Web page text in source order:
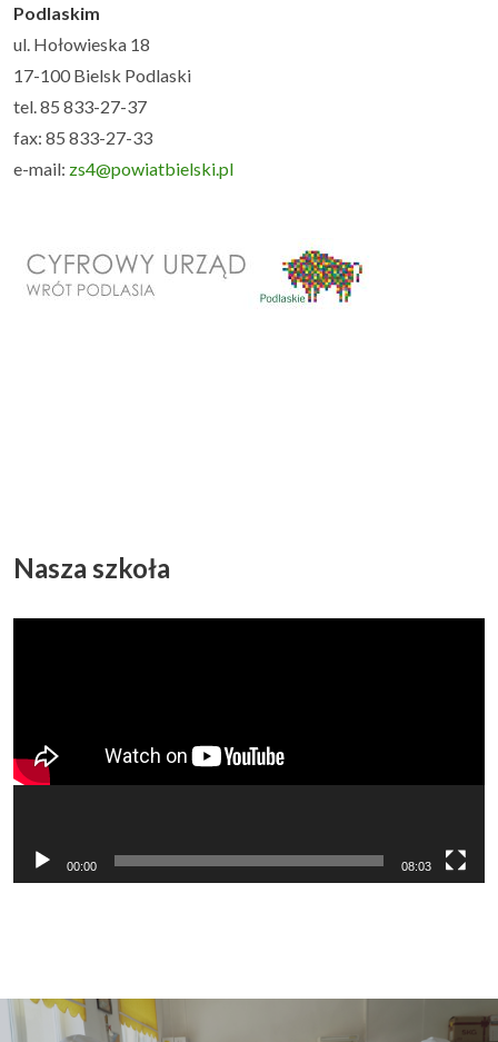
Podlaskim
ul. Hołowieska 18
17-100 Bielsk Podlaski
tel. 85 833-27-37
fax: 85 833-27-33
e-mail: zs4@powiatbielski.pl
Nasza szkoła
00:00 08:03